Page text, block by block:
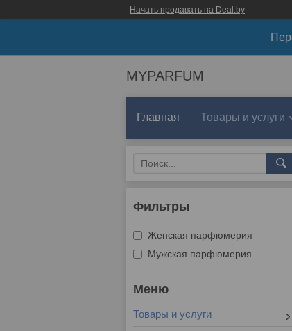
Начать продавать на Deal.by
MYPARFUM
Главная Товары и услуги
Фильтры
Женская парфюмерия
Мужская парфюмерия
Товары и услуги